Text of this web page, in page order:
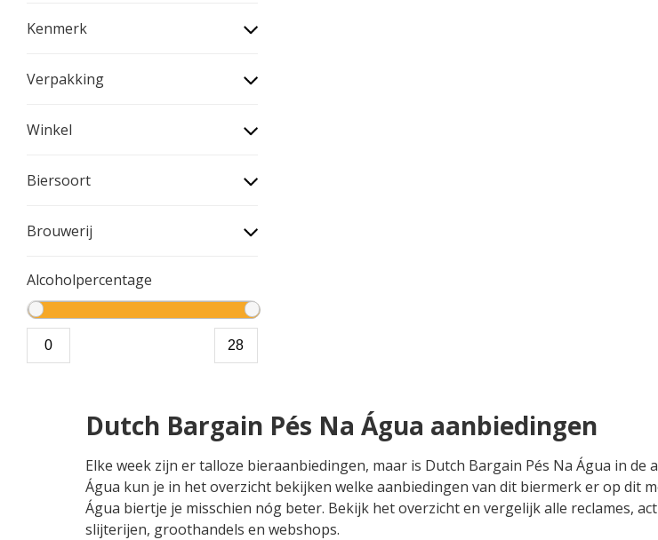
Kenmerk
Verpakking
Winkel
Biersoort
Brouwerij
Alcoholpercentage
Dutch Bargain Pés Na Água aanbiedingen
Elke week zijn er talloze bieraanbiedingen, maar is Dutch Bargain Pés Na Água in
Água kun je in het overzicht bekijken welke aanbiedingen van dit biermerk er op dit
Água biertje je misschien nóg beter. Bekijk het overzicht en vergelijk alle reclames,
slijterijen, groothandels en webshops.